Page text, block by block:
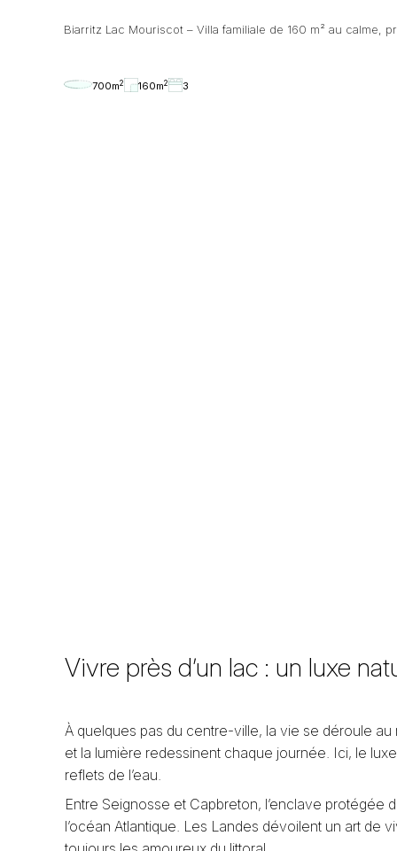
Biarritz Lac Mouriscot – Villa familiale de 160 m² au calme,
700m2 160m2 3
Vivre près d’un lac : un luxe
À quelques pas du centre-ville, la vie se déroule
et la lumière redessinent chaque journée. Ici, le
reflets de l’eau.
Entre Seignosse et Capbreton, l’enclave protégée
l’océan Atlantique. Les Landes dévoilent un art de